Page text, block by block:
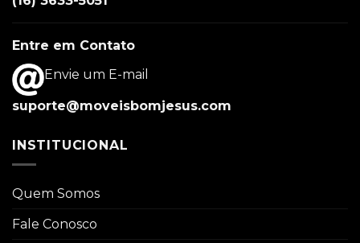
Entre em Contato
Envie um E-mail
suporte@moveisbomjesus.com
INSTITUCIONAL
Quem Somos
Fale Conosco